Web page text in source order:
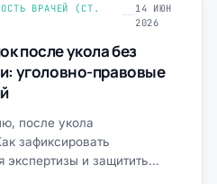
ВРАЧЕЙ (СТ.
14 ИЮН
2026
после укола без
уголовно-правовые
после укола
зафиксировать
экспертизы и защитить